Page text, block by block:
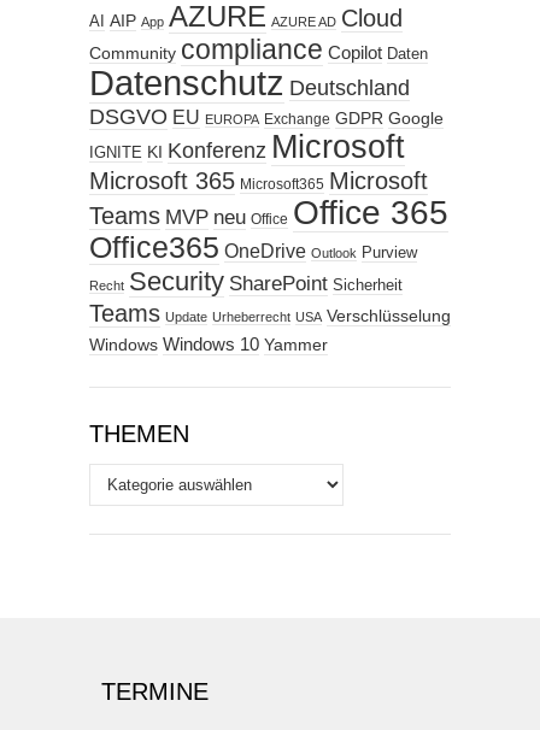
AI AIP App AZURE AZURE AD Cloud
Community compliance Copilot Daten
Datenschutz Deutschland
DSGVO EU EUROPA Exchange GDPR Google
IGNITE KI Konferenz Microsoft
Microsoft 365 Microsoft365 Microsoft
Teams MVP neu Office Office 365
Office365 OneDrive Outlook Purview
Recht Security SharePoint Sicherheit
Teams Update Urheberrecht USA Verschlüsselung
Windows Windows 10 Yammer
THEMEN
Themen
TERMINE